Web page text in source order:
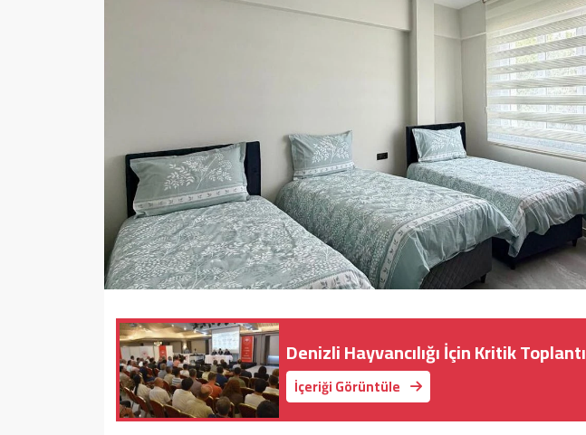
Denizli Hayvancılığı İçin Kritik Toplantı
İçeriği Görüntüle